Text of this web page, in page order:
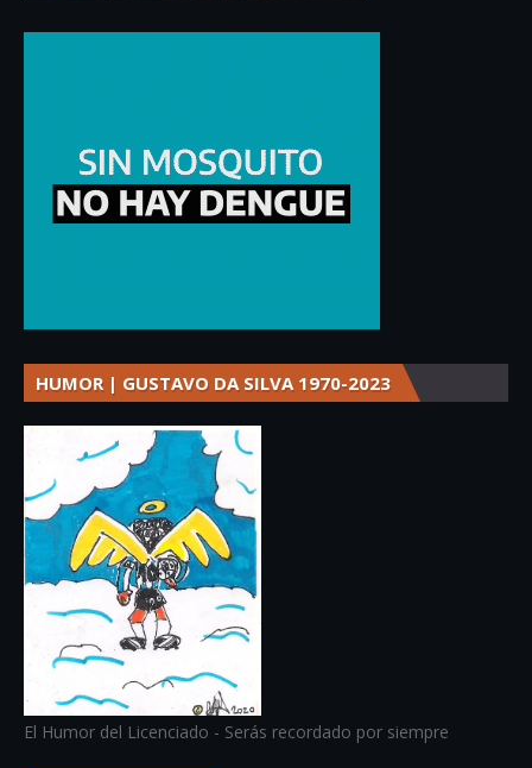
HUMOR | GUSTAVO DA SILVA 1970-2023
El Humor del Licenciado - Serás recordado por siempre